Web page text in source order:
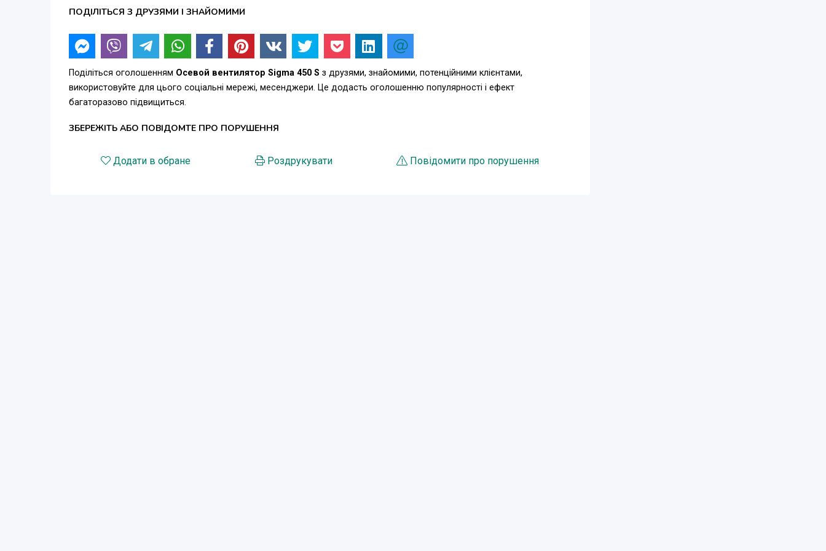
ПОДІЛІТЬСЯ З ДРУЗЯМИ І ЗНАЙОМИМИ
Поділіться оголошенням Осевой вентилятор Sigma 450 S з друзями, знайомими, потенційними клієнтами,
використовуйте для цього соціальні мережі, месенджери. Це додасть оголошенню популярності і ефект
багаторазово підвищиться.
ЗБЕРЕЖІТЬ АБО ПОВІДОМТЕ ПРО ПОРУШЕННЯ
Додати в обране Роздрукувати Повідомити про порушення